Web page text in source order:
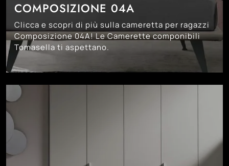
COMPOSIZIONE 04A
Clicca e scopri di più sulla cameretta per ragazzi
Composizione 04A! Le Camerette componibili
Tomasella ti aspettano.